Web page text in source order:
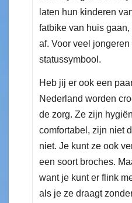
laten hun kinderen
fatbike van huis
af. Voor veel jongeren
statussymbool.
Heb jij er ook een
Nederland worden
de zorg. Ze zijn
comfortabel, zijn niet
niet. Je kunt ze ook
een soort broches.
want je kunt er flink
als je ze draagt